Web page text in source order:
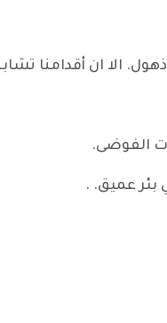
الا ان أقدامنا
الفوضى.
بئر عميق. .